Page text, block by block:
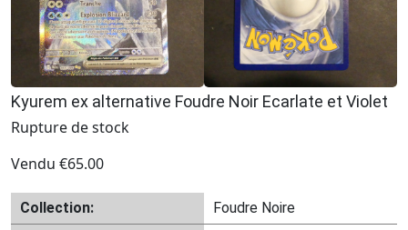
Kyurem ex alternative Foudre Noir Ecarlate et Violet
Rupture de stock
Vendu €65.00
Collection:
Foudre Noire